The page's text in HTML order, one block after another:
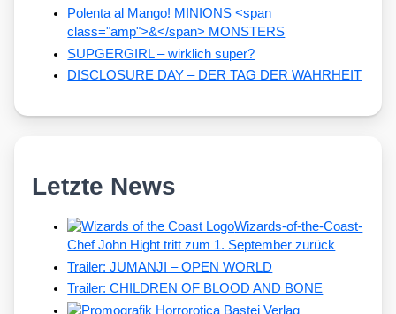
Polenta al Mango! MINIONS <span
class="amp">&</span> MONSTERS
SUPGERGIRL – wirklich super?
DISCLOSURE DAY – DER TAG DER WAHRHEIT
Letzte News
Wizards-of-the-Coast-
Chef John Hight tritt zum 1. September zurück
Trailer: JUMANJI – OPEN WORLD
Trailer: CHILDREN OF BLOOD AND BONE